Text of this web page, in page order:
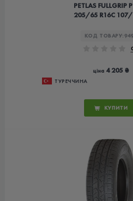
PETLAS FULLGRIP
205/65 R16C
КОД ТОВАРУ:
ціна4 205 ₴
ТУРЕЧЧИНА
КУПИТИ